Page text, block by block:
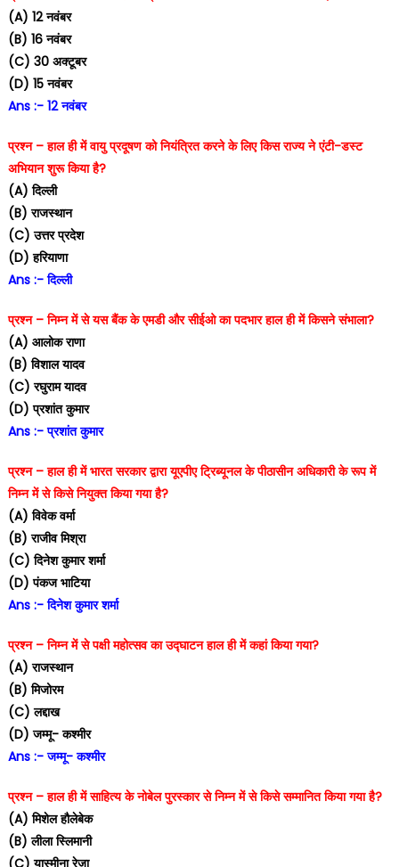
(A) 12 नवंबर
(B) 16 नवंबर
(C) 30 अक्टूबर
(D) 15 नवंबर
Ans :- 12 नवंबर
प्रश्न – हाल ही में वायु प्रदूषण को नियंत्रित करने के लिए किस राज्य ने एंटी-डस्ट
अभियान शुरू किया है?
(A) दिल्ली
(B) राजस्थान
(C) उत्तर प्रदेश
(D) हरियाणा
Ans :- दिल्ली
प्रश्न – निम्न में से यस बैंक के एमडी और सीईओ का पदभार हाल ही में किसने संभाला?
(A) आलोक राणा
(B) विशाल यादव
(C) रघुराम यादव
(D) प्रशांत कुमार
Ans :- प्रशांत कुमार
प्रश्न – हाल ही में भारत सरकार द्वारा यूएपीए ट्रिब्यूनल के पीठासीन अधिकारी के रूप में
निम्न में से किसे नियुक्त किया गया है?
(A) विवेक वर्मा
(B) राजीव मिश्रा
(C) दिनेश कुमार शर्मा
(D) पंकज भाटिया
Ans :- दिनेश कुमार शर्मा
प्रश्न – निम्न में से पक्षी महोत्सव का उद्घाटन हाल ही में कहां किया गया?
(A) राजस्थान
(B) मिजोरम
(C) लद्दाख
(D) जम्मू- कश्मीर
Ans :- जम्मू- कश्मीर
प्रश्न – हाल ही में साहित्य के नोबेल पुरस्कार से निम्न में से किसे सम्मानित किया गया है?
(A) मिशेल हौलेबेक
(B) लीला स्लिमानी
(C) यास्मीना रेज़ा